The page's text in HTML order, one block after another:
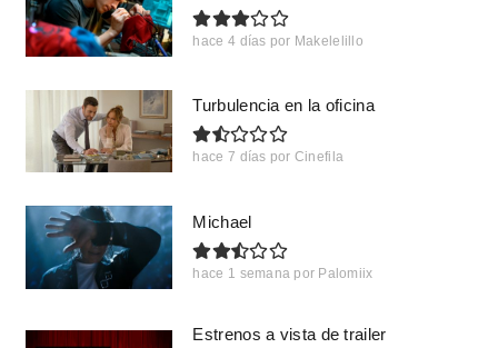
hace 4 días por Makelelillo
Turbulencia en la oficina
hace 7 días por Cinefila
Michael
hace 1 semana por Palomiix
Estrenos a vista de trailer